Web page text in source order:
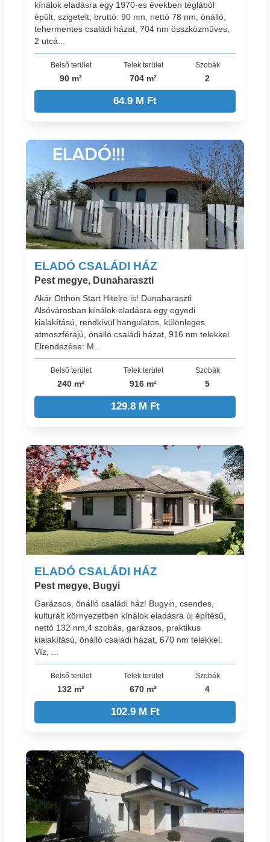
kínálok eladásra egy 1970-es években téglából
épült, szigetelt, bruttó: 90 nm, nettó 78 nm, önálló,
tehermentes családi házat, 704 nm összközműves,
2 utcá...
Belső terület
90 m²
Telek terület
704 m²
Szobák
2
64.9 M Ft
ELADÓ CSALÁDI HÁZ
Pest megye, Dunaharaszti
Akár Otthon Start Hitelre is! Dunaharaszti
Alsóvárosban kínálok eladásra egy egyedi
kialakítású, rendkívül hangulatos, különleges
atmoszférájú, önálló családi házat, 916 nm telekkel.
Elrendezése: M...
Belső terület
240 m²
Telek terület
916 m²
Szobák
5
129.8 M Ft
ELADÓ CSALÁDI HÁZ
Pest megye, Bugyi
Garázsos, önálló családi ház! Bugyin, csendes,
kulturált környezetben kínálok eladásra új építésű,
nettó 132 nm,4 szobás, garázsos, praktikus
kialakítású, önálló családi házat, 670 nm telekkel.
Víz, ...
Belső terület
132 m²
Telek terület
670 m²
Szobák
4
102.9 M Ft